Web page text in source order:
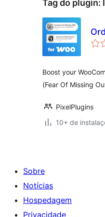
Tag do plugin:
Boost your
(Fear Of Missing
PixelPlugins
10+ de
Sobre
Notícias
Hospedagem
Privacidade